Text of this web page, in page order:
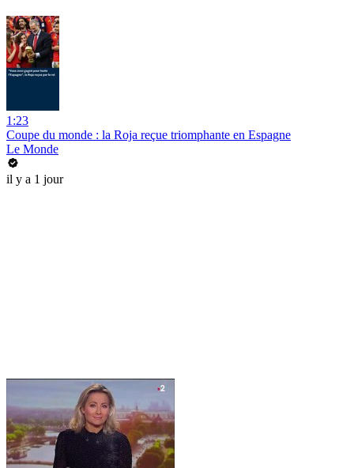
1:23
Coupe du monde : la Roja reçue triomphante en Espagne
Le Monde
il y a 1 jour